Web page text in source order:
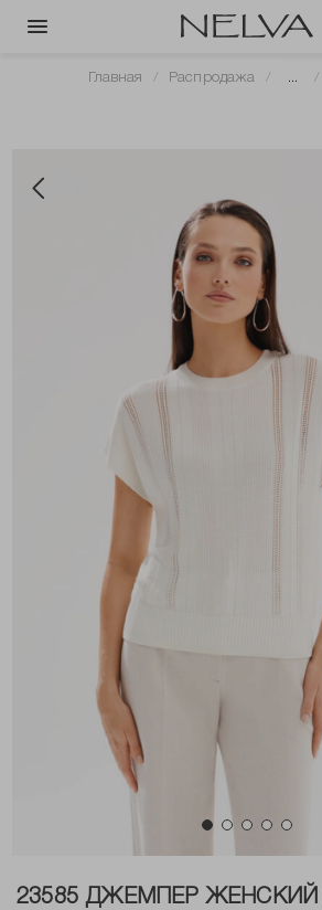
Главная Распродажа ...
23585 ДЖЕМПЕР